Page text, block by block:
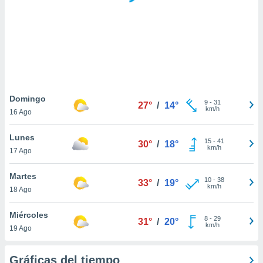
similares
como
sitio
de
traten tus
en
interés
su
Domingo
16 Ago
27° / 14° 9- 31
km/h
Lunes
17 Ago
30° / 18° 15- 41
km/h
Martes
18 Ago
33° / 19° 10- 38
km/h
Miércoles
19 Ago
31° / 20° 8- 29
km/h
Gráficas del tiempo